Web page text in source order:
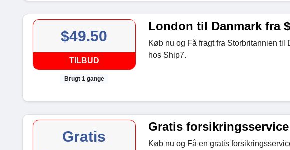
$49.50
TILBUD
Brugt 1 gange
London til Danmark fra
Køb nu og Få fragt fra Storbritannien til
hos Ship7.
Gratis
Gratis
Køb nu og Få en gratis